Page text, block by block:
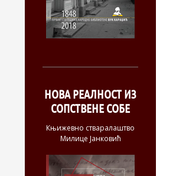
НОВА РЕАЛНОСТ ИЗ
СОПСТВЕНЕ СОБЕ
Књижевно стваралаштво
Милице Јанковић